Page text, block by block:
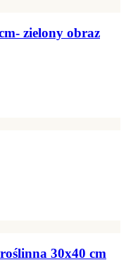
zielony obraz
30x40 cm